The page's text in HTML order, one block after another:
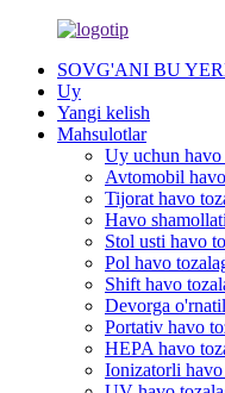
SOVG'ANI BU
Uy
Yangi kelish
Mahsulotlar
Uy uchun havo
Avtomobil
Tijorat havo
Havo
Stol usti havo
Pol havo
Shift havo
Devorga
Portativ havo
HEPA havo
Ionizatorli